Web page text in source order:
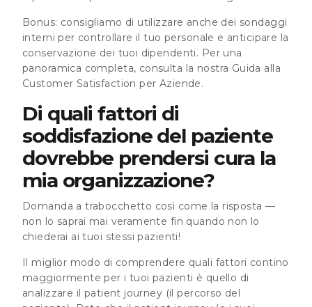
Bonus: consigliamo di utilizzare anche dei sondaggi
interni per controllare il tuo personale e anticipare la
conservazione dei tuoi dipendenti. Per una
panoramica completa, consulta la nostra Guida alla
Customer Satisfaction per Aziende.
Di quali fattori di
soddisfazione del paziente
dovrebbe prendersi cura la
mia organizzazione?
Domanda a trabocchetto così come la risposta —
non lo saprai mai veramente fin quando non lo
chiederai ai tuoi stessi pazienti!
Il miglior modo di comprendere quali fattori contino
maggiormente per i tuoi pazienti è quello di
analizzare il patient journey (il percorso del